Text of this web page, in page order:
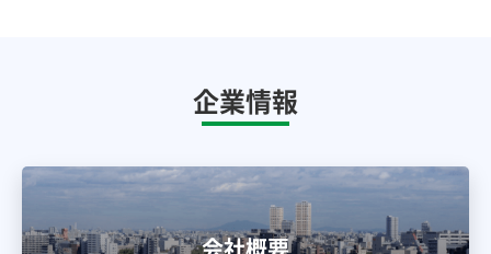
企業情報
会社概要